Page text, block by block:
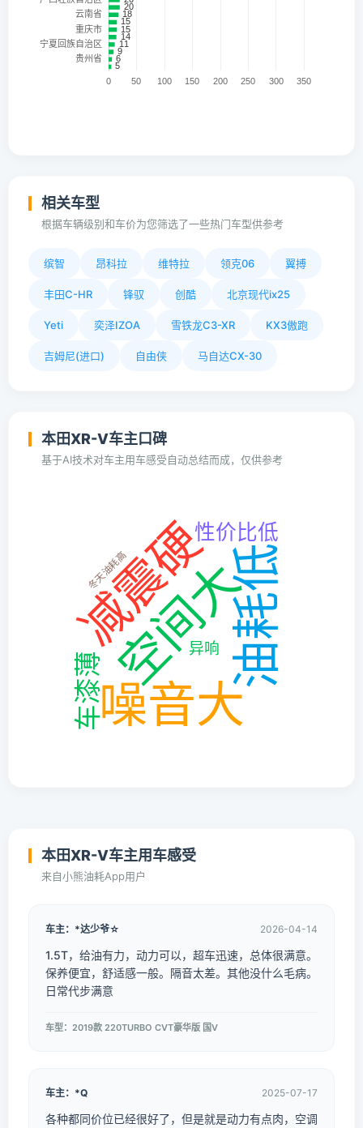
相关车型
根据车辆级别和车价为您筛选了一些热门车型供参考
缤智 昂科拉 维特拉 领克06 翼搏
丰田C-HR 锋驭 创酷 北京现代ix25
Yeti 奕泽IZOA 雪铁龙C3-XR KX3傲跑
吉姆尼(进口) 自由侠 马自达CX-30
本田XR-V车主口碑
基于AI技术对车主用车感受自动总结而成，仅供参考
本田XR-V车主用车感受
来自小熊油耗App用户
车主：*达少爷☆ 2026-04-14
1.5T，给油有力，动力可以，超车迅速，总体很满意。
保养便宜，舒适感一般。隔音太差。其他没什么毛病。
日常代步满意
车型：2019款 220TURBO CVT豪华版 国V
车主：*Q 2025-07-17
各种都同价位已经很好了，但是就是动力有点肉，空调